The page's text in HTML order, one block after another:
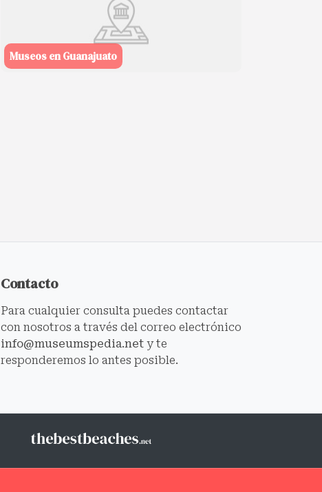
Museos en Guanajuato
Contacto
Para cualquier consulta puedes contactar
con nosotros a través del correo electrónico
info@museumspedia.net y te
responderemos lo antes posible.